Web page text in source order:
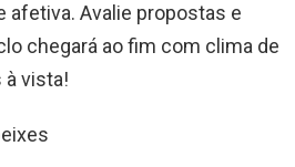
afetiva. Avalie propostas e
chegará ao fim com clima de
à vista!